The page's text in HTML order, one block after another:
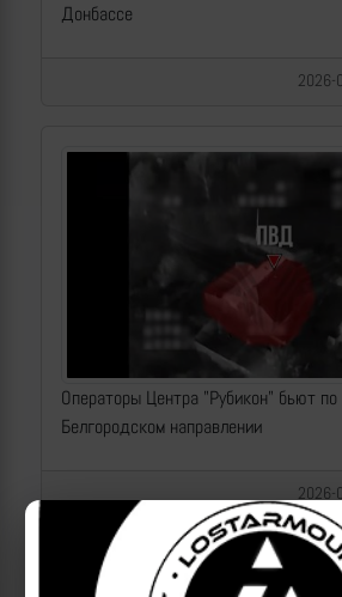
Донбассе
2026-
Операторы Центра "Рубикон" бьют
Белгородском направлении
2026-